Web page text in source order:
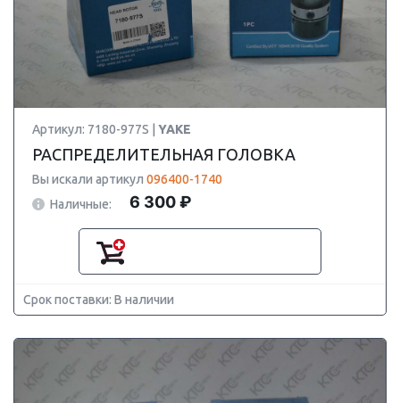
Артикул: 7180-977S | YAKE
РАСПРЕДЕЛИТЕЛЬНАЯ ГОЛОВКА
Вы искали артикул 096400-1740
Наличные:
6 300 ₽
Срок поставки: В наличии